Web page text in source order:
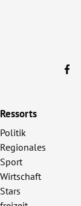
Ressorts
Politik
Regionales
Sport
Wirtschaft
Stars